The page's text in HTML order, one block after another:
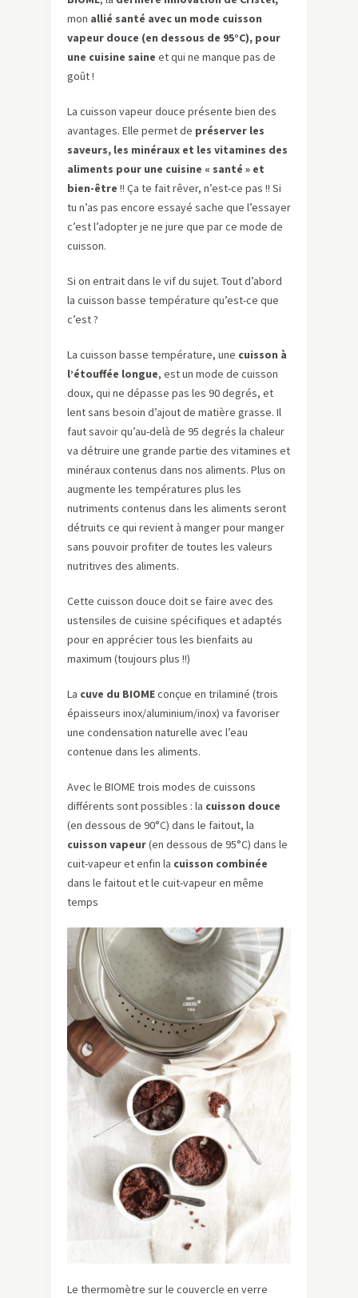
mon allié santé avec un mode cuisson
vapeur douce (en dessous de 95°C), pour
une cuisine saine et qui ne manque pas de
goût !
La cuisson vapeur douce présente bien des
avantages. Elle permet de préserver les
saveurs, les minéraux et les vitamines des
aliments pour une cuisine « santé » et
bien-être !! Ça te fait rêver, n’est-ce pas !! Si
tu n’as pas encore essayé sache que l’essayer
c’est l’adopter je ne jure que par ce mode de
cuisson.
Si on entrait dans le vif du sujet. Tout d’abord
la cuisson basse température qu’est-ce que
c’est ?
La cuisson basse température, une cuisson à
l’étouffée longue, est un mode de cuisson
doux, qui ne dépasse pas les 90 degrés, et
lent sans besoin d’ajout de matière grasse. Il
faut savoir qu’au-delà de 95 degrés la chaleur
va détruire une grande partie des vitamines et
minéraux contenus dans nos aliments. Plus on
augmente les températures plus les
nutriments contenus dans les aliments seront
détruits ce qui revient à manger pour manger
sans pouvoir profiter de toutes les valeurs
nutritives des aliments.
Cette cuisson douce doit se faire avec des
ustensiles de cuisine spécifiques et adaptés
pour en apprécier tous les bienfaits au
maximum (toujours plus !!)
La cuve du BIOMEconçue en trilaminé (trois
épaisseurs inox/aluminium/inox) va favoriser
une condensation naturelle avec l’eau
contenue dans les aliments.
Avec le BIOME trois modes de cuissons
différents sont possibles : la cuisson douce
(en dessous de 90°C) dans le faitout, la
cuisson vapeur(en dessous de 95°C) dans le
cuit-vapeur et enfin la cuisson combinée
dans le faitout et le cuit-vapeur en même
temps
Le thermomètre sur le couvercle en verre